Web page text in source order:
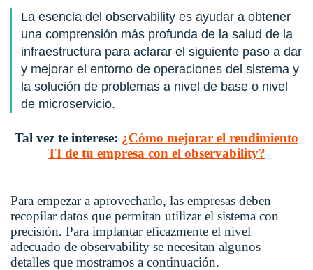
La esencia del observability es ayudar a obtener
una comprensión más profunda de la salud de la
infraestructura para aclarar el siguiente paso a dar
y mejorar el entorno de operaciones del sistema y
la solución de problemas a nivel de base o nivel
de microservicio.
Tal vez te interese: ¿Cómo mejorar el rendimiento
TI de tu empresa con el observability?
Para empezar a aprovecharlo, las empresas deben
recopilar datos que permitan utilizar el sistema con
precisión. Para implantar eficazmente el nivel
adecuado de observability se necesitan algunos
detalles que mostramos a continuación.